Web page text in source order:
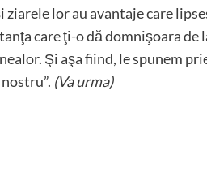
ziarele lor au avantaje care
care ţi-o dă domnişoara de
Şi aşa fiind, le spunem
(Va urma)